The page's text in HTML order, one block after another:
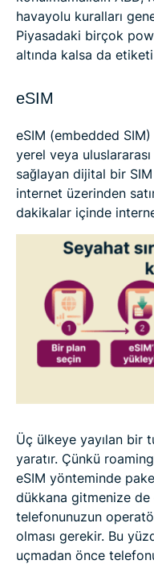
havayolu kuralları
Piyasadaki birçok
altında kalsa da
eSIM
eSIM (embedded
yerel veya
sağlayan dijital bir
internet üzerinden
dakikalar içinde
Üç ülkeye yayılan bir
yaratır. Çünkü
eSIM yönteminde
dükkana gitmenize
telefonunuzun
olması gerekir. Bu
uçmadan önce